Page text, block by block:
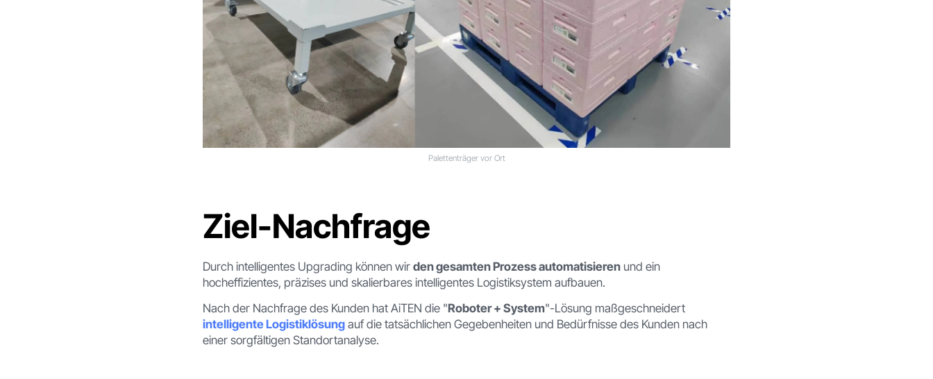
Palettenträger vor Ort
Ziel-Nachfrage
Durch intelligentes Upgrading können wir den gesamten Prozess automatisieren und ein
hocheffizientes, präzises und skalierbares intelligentes Logistiksystem aufbauen.
Nach der Nachfrage des Kunden hat AiTEN die "Roboter + System"-Lösung maßgeschneidert
intelligente Logistiklösung auf die tatsächlichen Gegebenheiten und Bedürfnisse des Kunden nach
einer sorgfältigen Standortanalyse.